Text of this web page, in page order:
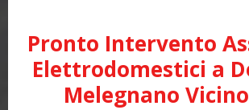
Pronto Intervento
Elettrodomestici a
Melegnano